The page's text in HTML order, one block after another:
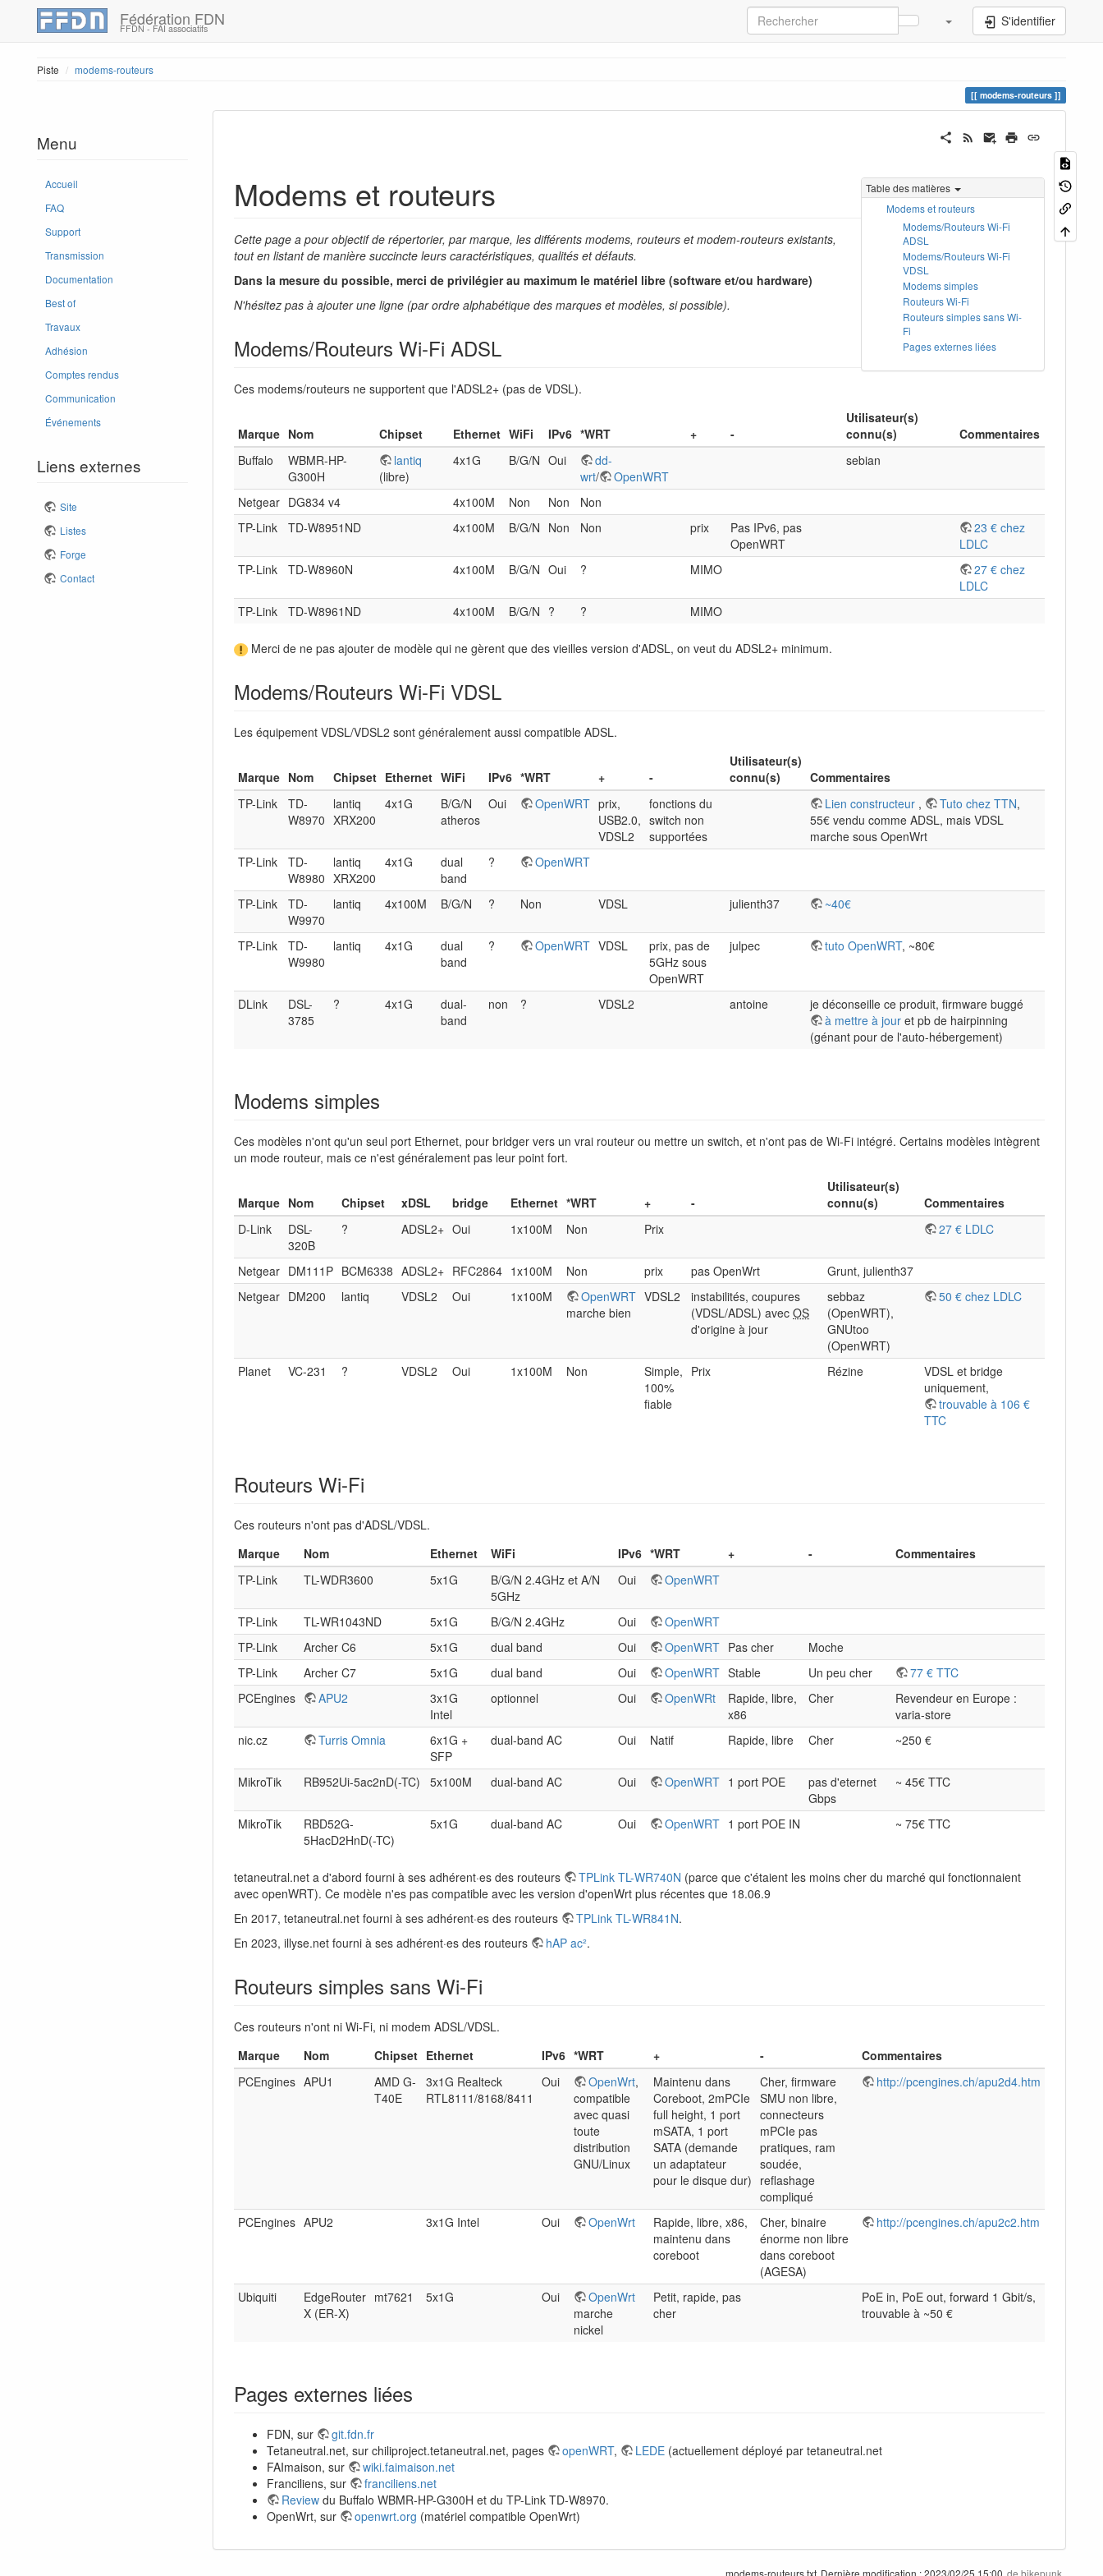
Fédération FDN
FFDN - FAI associatifs S'identifier
Piste modems-routeurs
modems-routeurs
Menu
Accueil
FAQ
Support
Transmission
Documentation
Best of
Travaux
Adhésion
Comptes rendus
Communication
Événements
Liens externes
Site
Listes
Forge
Contact
Table des matières
Modems et routeurs
Modems/Routeurs Wi-Fi
ADSL
Modems/Routeurs Wi-Fi
VDSL
Modems simples
Routeurs Wi-Fi
Routeurs simples sans Wi-
Fi
Pages externes liées
Modems et routeurs
Cette page a pour objectif de répertorier, par marque, les différents modems, routeurs et modem-routeurs existants,
tout en listant de manière succincte leurs caractéristiques, qualités et défauts.
Dans la mesure du possible, merci de privilégier au maximum le matériel libre (software et/ou hardware)
N'hésitez pas à ajouter une ligne (par ordre alphabétique des marques et modèles, si possible).
Modems/Routeurs Wi-Fi ADSL
Ces modems/routeurs ne supportent que l'ADSL2+ (pas de VDSL).
Marque Nom Chipset Ethernet WiFi IPv6 *WRT + -
Utilisateur(s)
connu(s)
Commentaires
Buffalo
WBMR-HP-
G300H
lantiq
(libre)
4x1G B/G/N Oui
dd-
wrt/ OpenWRT
sebian
Netgear DG834 v4 4x100M Non Non
Non
TP-Link
TD-W8951ND 4x100M B/G/N Non Non prix
Pas IPv6, pas
OpenWRT
23 € chez
LDLC
TP-Link
TD-W8960N 4x100M B/G/N Oui ? MIMO
27 € chez
LDLC
TP-Link
TD-W8961ND 4x100M B/G/N ? ? MIMO
Merci de ne pas ajouter de modèle qui ne gèrent que des vieilles version d'ADSL, on veut du ADSL2+ minimum.
Modems/Routeurs Wi-Fi VDSL
Les équipement VDSL/VDSL2 sont généralement aussi compatible ADSL.
Marque Nom Chipset Ethernet WiFi IPv6 *WRT + -
Utilisateur(s)
connu(s)
Commentaires
TP-Link
TD-
W8970
lantiq
XRX200
4x1G
B/G/N
atheros
Oui OpenWRT prix,
USB2.0,
VDSL2
fonctions du
switch non
supportées
Lien constructeur , Tuto chez TTN,
55€ vendu comme ADSL, mais VDSL
marche sous OpenWrt
TP-Link
TD-
W8980
lantiq
XRX200
4x1G
dual
band
? OpenWRT
TP-Link
TD-
W9970
lantiq 4x100M B/G/N ? Non VDSL julienth37 ~40€
TP-Link
TD-
W9980
lantiq 4x1G
dual
band
? OpenWRT VDSL
prix, pas de
5GHz sous
OpenWRT
julpec tuto OpenWRT, ~80€
DLink
DSL-
3785
? 4x1G
dual-
band
non ? VDSL2 antoine
je déconseille ce produit, firmware buggé
à mettre à jour et pb de hairpinning
(génant pour de l'auto-hébergement)
Modems simples
Ces modèles n'ont qu'un seul port Ethernet, pour bridger vers un vrai routeur ou mettre un switch, et n'ont pas de Wi-Fi intégré. Certains modèles intègrent
un mode routeur, mais ce n'est généralement pas leur point fort.
Marque Nom Chipset xDSL bridge Ethernet *WRT + -
Utilisateur(s)
connu(s)
Commentaires
D-Link
DSL-
320B
? ADSL2+ Oui 1x100M Non Prix 27 € LDLC
Netgear DM111P BCM6338 ADSL2+ RFC2864 1x100M Non prix pas OpenWrt
Grunt, julienth37
Netgear DM200 lantiq VDSL2 Oui 1x100M
OpenWRT
marche bien
VDSL2
instabilités, coupures
(VDSL/ADSL) avec OS
d'origine à jour
sebbaz
(OpenWRT),
GNUtoo
(OpenWRT)
50 € chez LDLC
Planet VC-231 ? VDSL2 Oui 1x100M Non
Simple,
100%
fiable
Prix Rézine
VDSL et bridge
uniquement,
trouvable à 106 €
TTC
Routeurs Wi-Fi
Ces routeurs n'ont pas d'ADSL/VDSL.
Marque
Nom Ethernet WiFi IPv6 *WRT + -
Commentaires
TP-Link
TL-WDR3600 5x1G
B/G/N 2.4GHz et A/N
5GHz
Oui OpenWRT
TP-Link TL-WR1043ND 5x1G B/G/N 2.4GHz Oui
OpenWRT
TP-Link
Archer C6 5x1G dual band Oui OpenWRT Pas cher
Moche
TP-Link
Archer C7 5x1G dual band Oui OpenWRT Stable Un peu cher
77 € TTC
PCEngines
APU2
3x1G
Intel
optionnel Oui OpenWRt
Rapide, libre,
x86
Cher
Revendeur en Europe :
varia-store
nic.cz
Turris Omnia
6x1G +
SFP
dual-band AC Oui Natif Rapide, libre Cher ~250 €
MikroTik RB952Ui-5ac2nD(-TC) 5x100M dual-band AC Oui OpenWRT 1 port POE
pas d'eternet
Gbps
~ 45€ TTC
MikroTik
RBD52G-
5HacD2HnD(-TC)
5x1G dual-band AC Oui OpenWRT 1 port POE IN ~ 75€ TTC
tetaneutral.net a d'abord fourni à ses adhérent·es des routeurs TPLink TL-WR740N (parce que c'étaient les moins cher du marché qui fonctionnaient
avec openWRT). Ce modèle n'es pas compatible avec les version d'openWrt plus récentes que 18.06.9
En 2017, tetaneutral.net fourni à ses adhérent·es des routeurs
TPLink TL-WR841N.
En 2023, illyse.net fourni à ses adhérent·es des routeurs
hAP ac².
Routeurs simples sans Wi-Fi
Ces routeurs n'ont ni Wi-Fi, ni modem ADSL/VDSL.
Marque
Nom Chipset Ethernet IPv6 *WRT + -
Commentaires
PCEngines APU1
AMD G-
T40E
3x1G Realteck
RTL8111/8168/8411
Oui OpenWrt,
compatible
avec quasi
toute
distribution
GNU/Linux
Maintenu dans
Coreboot, 2mPCIe
full height, 1 port
mSATA, 1 port
SATA (demande
un adaptateur
pour le disque dur)
Cher, firmware
SMU non libre,
connecteurs
mPCIe pas
pratiques, ram
soudée,
reflashage
compliqué
http://pcengines.ch/apu2d4.htm
PCEngines APU2 3x1G Intel Oui OpenWrt
Rapide, libre, x86,
maintenu dans
coreboot
Cher, binaire
énorme non libre
dans coreboot
(AGESA)
http://pcengines.ch/apu2c2.htm
Ubiquiti
EdgeRouter
X (ER-X)
mt7621 5x1G Oui
OpenWrt
marche
nickel
Petit, rapide, pas
cher
PoE in, PoE out, forward 1 Gbit/s,
trouvable à ~50 €
Pages externes liées
FDN, sur
git.fdn.fr
Tetaneutral.net, sur chiliproject.tetaneutral.net, pages
openWRT, LEDE (actuellement déployé par tetaneutral.net
FAImaison, sur
wiki.faimaison.net
Franciliens, sur
franciliens.net
Review du Buffalo WBMR-HP-G300H et du TP-Link TD-W8970.
OpenWrt, sur
openwrt.org (matériel compatible OpenWrt)